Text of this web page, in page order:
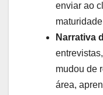
enviar ao
Narrativa
mudou de
área,